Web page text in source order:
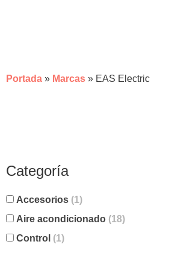
Portada » Marcas » EAS Electric
Categoría
Accesorios (1)
Aire acondicionado (18)
Control (1)